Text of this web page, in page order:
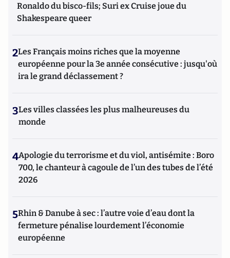
Ronaldo du bisco-fils; Suri ex Cruise joue du
Shakespeare queer
2Les Français moins riches que la moyenne
européenne pour la 3e année consécutive : jusqu'où
ira le grand déclassement ?
3Les villes classées les plus malheureuses du
monde
4Apologie du terrorisme et du viol, antisémite : Boro
700, le chanteur à cagoule de l’un des tubes de l’été
2026
5Rhin & Danube à sec : l’autre voie d’eau dont la
fermeture pénalise lourdement l’économie
européenne